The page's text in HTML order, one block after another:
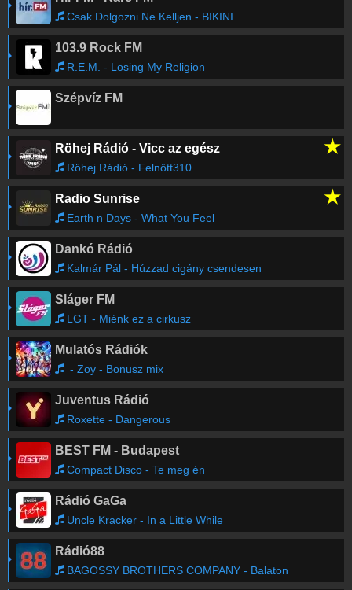
Csak Dolgozni Ne Kelljen - BIKINI
103.9 Rock FM
R.E.M. - Losing My Religion
Szépvíz FM
Röhej Rádió - Vicc az egész ★
Röhej Rádió - Felnőtt310
Radio Sunrise ★
Earth n Days - What You Feel
Dankó Rádió
Kalmár Pál - Húzzad cigány csendesen
Sláger FM
LGT - Miénk ez a cirkusz
Mulatós Rádiók
- Zoy - Bonusz mix
Juventus Rádió
Roxette - Dangerous
BEST FM - Budapest
Compact Disco - Te meg én
Rádió GaGa
Uncle Kracker - In a Little While
Rádió88
BAGOSSY BROTHERS COMPANY - Balaton